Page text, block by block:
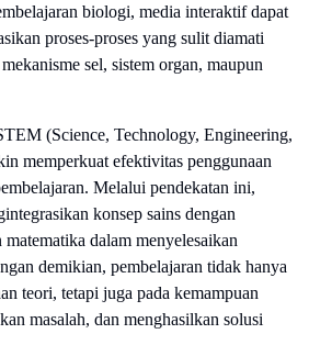
biologi, media interaktif dapat
proses-proses yang sulit diamati
sel, sistem organ, maupun
(Science, Technology, Engineering,
memperkuat efektivitas penggunaan
Melalui pendekatan ini,
konsep sains dengan
dalam menyelesaikan
demikian, pembelajaran tidak hanya
teori, tetapi juga pada kemampuan
masalah, dan menghasilkan solusi